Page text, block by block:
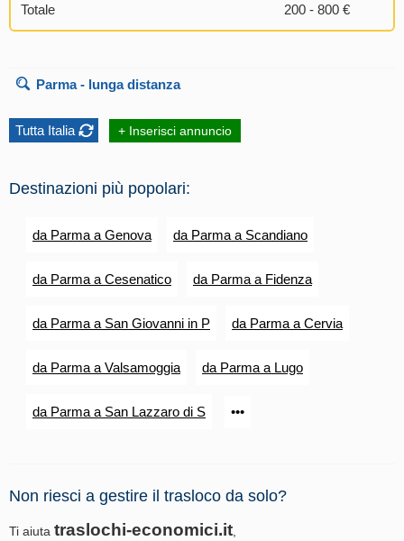
Totale 200 - 800 €
Parma- lunga distanza
Tutta Italia + Inserisci annuncio
Destinazioni più popolari:
da Parma a Genova da Parma a Scandiano
da Parma a Cesenatico da Parma a Fidenza
da Parma a San Giovanni in P da Parma a Cervia
da Parma a Valsamoggia da Parma a Lugo
da Parma a San Lazzaro di S •••
Non riesci a gestire il trasloco da solo?
Ti aiuta traslochi-economici.it